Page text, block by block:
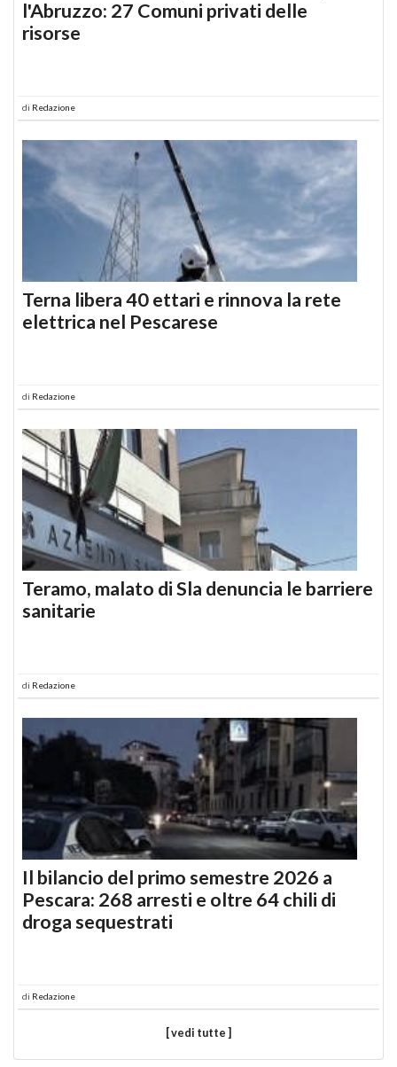
l'Abruzzo: 27 Comuni privati delle
risorse
di Redazione
Terna libera 40 ettari e rinnova la rete
elettrica nel Pescarese
di Redazione
Teramo, malato di Sla denuncia le barriere
sanitarie
di Redazione
Il bilancio del primo semestre 2026 a
Pescara: 268 arresti e oltre 64 chili di
droga sequestrati
di Redazione
[ vedi tutte ]